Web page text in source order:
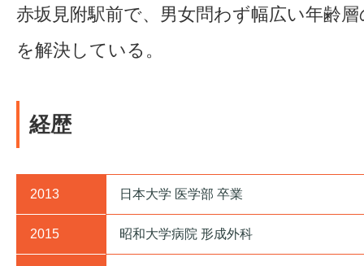
赤坂見附駅前で、男女問わず幅広い年齢
を解決している。
経歴
2013 日本大学 医学部 卒業
2015 昭和大学病院 形成外科